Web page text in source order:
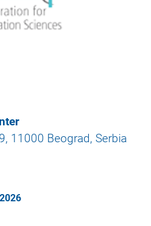
11000 Beograd, Serbia